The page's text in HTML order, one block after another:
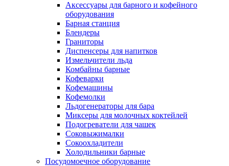
Аксессуары для барного и кофейного
оборудования
Барная станция
Блендеры
Граниторы
Диспенсеры для напитков
Измельчители льда
Комбайны барные
Кофеварки
Кофемашины
Кофемолки
Льдогенераторы для бара
Миксеры для молочных коктейлей
Подогреватели для чашек
Соковыжималки
Сокоохладители
Холодильники барные
Посудомоечное оборудование